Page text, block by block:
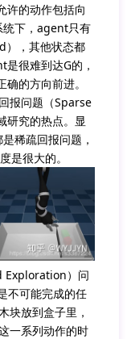
许的动作包括向
下，agent只有
），其他状态都
很难到达G的，
的方向前进。
报问题（Sparse
研究的热点。显
稀疏回报问题，
是很大的。
Exploration）问
不可能完成的任
块放到盒子里，
一系列动作的时